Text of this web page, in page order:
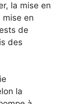
la mise en
en
de
des
la